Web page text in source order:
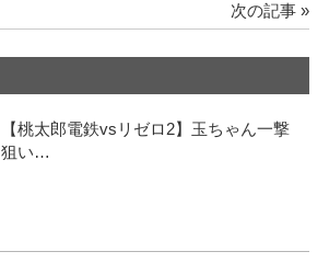
次の記事 »
【桃太郎電鉄vsリゼロ2】玉ちゃん一撃
狙い…